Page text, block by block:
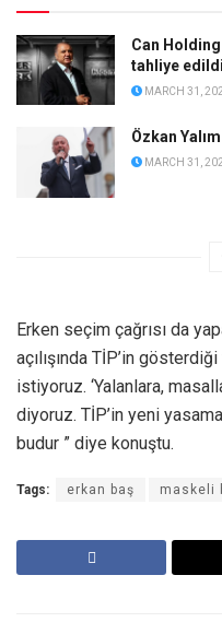
Can
tahliye edildi
MARCH 31,
Özkan
MARCH 31,
Erken seçim çağrısı da
açılışında TİP’in
istiyoruz. ‘Yalanlara,
diyoruz. TİP’in yeni
budur ” diye konuştu.
Tags: erkan baş maskeli